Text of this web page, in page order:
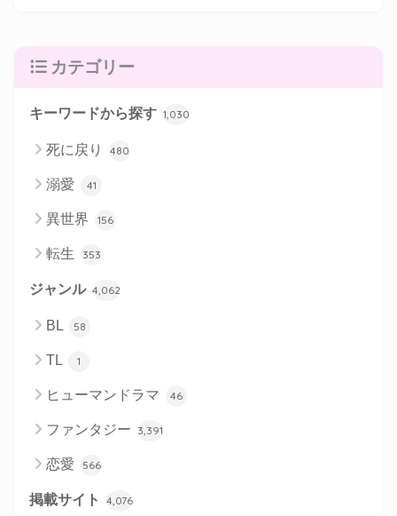
カテゴリー
キーワードから探す 1,030
死に戻り 480
溺愛 41
異世界 156
転生 353
ジャンル 4,062
BL 58
TL 1
ヒューマンドラマ 46
ファンタジー 3,391
恋愛 566
掲載サイト 4,076